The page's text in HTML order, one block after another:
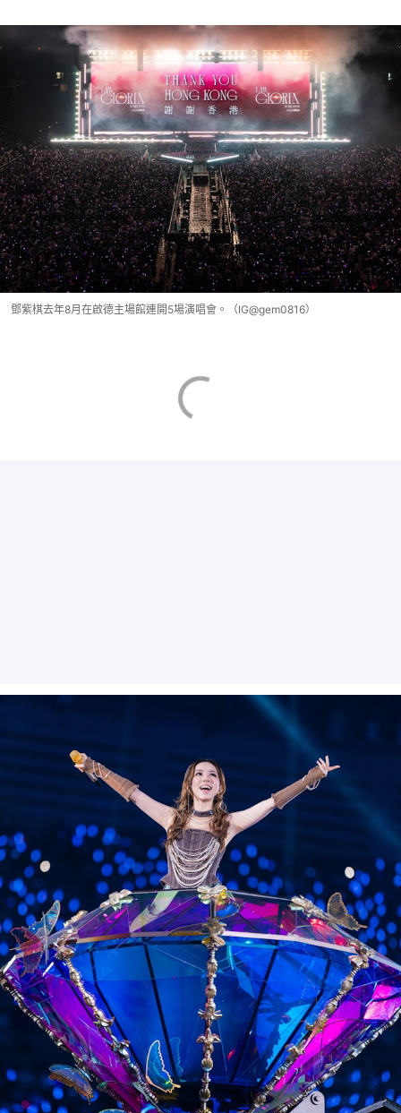
鄧紫棋去年8月在啟德主場館連開5場演唱會。（IG@gem0816）